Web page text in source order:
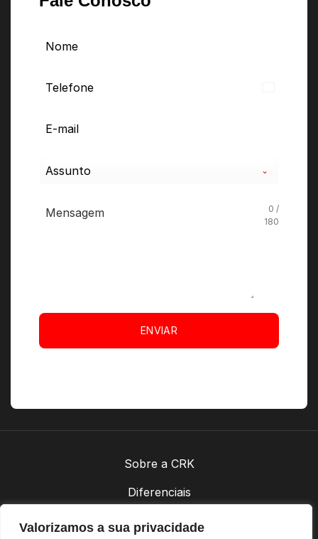
Valorizamos a sua privacidade
Assunto
0 /
180
ENVIAR
Sobre a CRK
Diferenciais
Contatos